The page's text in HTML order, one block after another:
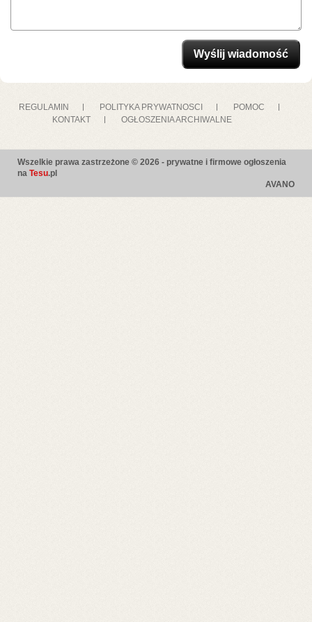
REGULAMIN POLITYKA PRYWATNOSCI
POMOC
KONTAKT
OGŁOSZENIA ARCHIWALNE
Wszelkie prawa zastrzeżone © 2026 - prywatne i firmowe ogłoszenia
na Tesu.pl
AVANO